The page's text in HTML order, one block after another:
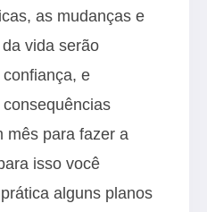
as mudanças e
vida serão
e
mês para fazer a
isso você
alguns planos